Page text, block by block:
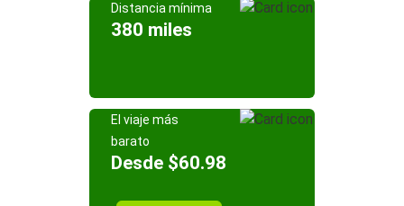
Distancia mínima
380 miles
El viaje más
barato
Desde $60.98